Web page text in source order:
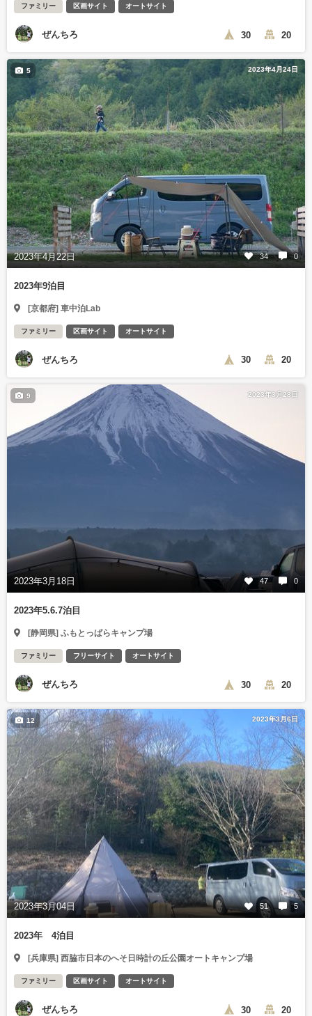
ファミリー 区画サイト オートサイト
ぜんちろ 30 20
2023年4月24日
2023年4月22日 34 0
5
2023年9泊目
[京都府] 車中泊Lab
ファミリー 区画サイト オートサイト
ぜんちろ 30 20
2023年3月28日
2023年3月18日 47 0
9
2023年5.6.7泊目
[静岡県] ふもとっぱらキャンプ場
ファミリー フリーサイト オートサイト
ぜんちろ 30 20
2023年3月6日
2023年3月04日 51 5
12
2023年 4泊目
[兵庫県] 西脇市日本のへそ日時計の丘公園オートキャンプ場
ファミリー 区画サイト オートサイト
ぜんちろ 30 20